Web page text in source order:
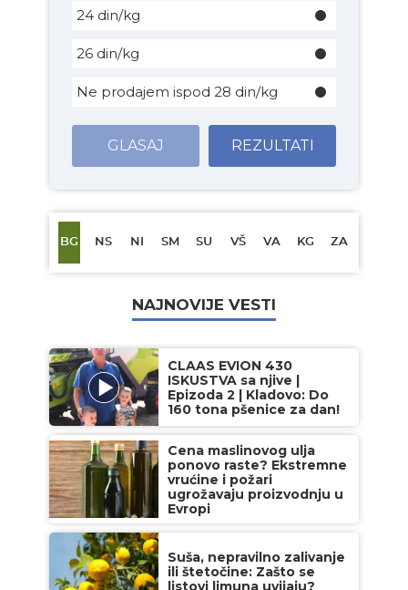
24 din/kg
26 din/kg
Ne prodajem ispod 28 din/kg
GLASAJ REZULTATI
BG NS NI SM SU VŠ VA KG ZA
NAJNOVIJE VESTI
CLAAS EVION 430
ISKUSTVA sa njive |
Epizoda 2 | Kladovo: Do
160 tona pšenice za dan!
Cena maslinovog ulja
ponovo raste? Ekstremne
vrućine i požari
ugrožavaju proizvodnju u
Evropi
Suša, nepravilno zalivanje
ili štetočine: Zašto se
listovi limuna uvijaju?